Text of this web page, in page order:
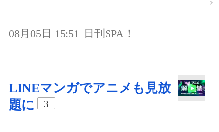
08月05日 15:51 日刊SPA！
LINEマンガでアニメも見放
題に
3